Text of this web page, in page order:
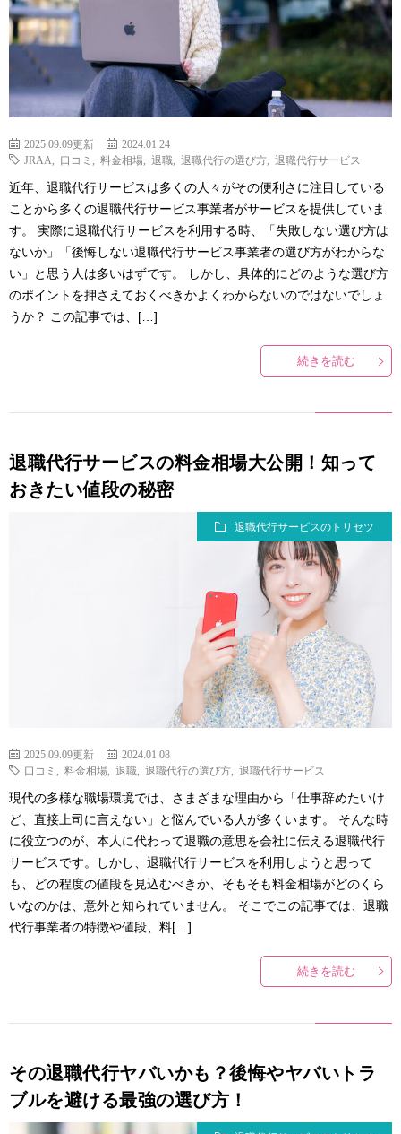
2025.09.09更新
2024.01.24
JRAA
口コミ 料金相場 退職 退職代行の選び方 退職代行サービス
近年、退職代行サービスは多くの人々がその便利さに注目している
ことから多くの退職代行サービス事業者がサービスを提供していま
す。 実際に退職代行サービスを利用する時、「失敗しない選び方は
ないか」「後悔しない退職代行サービス事業者の選び方がわからな
い」と思う人は多いはずです。 しかし、具体的にどのような選び方
のポイントを押さえておくべきかよくわからないのではないでしょ
うか？ この記事では、[…]
続きを読む
退職代行サービスの料金相場大公開！知って
おきたい値段の秘密
退職代行サービスのトリセツ
2025.09.09更新
2024.01.08
口コミ
料金相場 退職 退職代行の選び方 退職代行サービス
現代の多様な職場環境では、さまざまな理由から「仕事辞めたいけ
ど、直接上司に言えない」と悩んでいる人が多くいます。 そんな時
に役立つのが、本人に代わって退職の意思を会社に伝える退職代行
サービスです。しかし、退職代行サービスを利用しようと思って
も、どの程度の値段を見込むべきか、そもそも料金相場がどのくら
いなのかは、意外と知られていません。 そこでこの記事では、退職
代行事業者の特徴や値段、料[…]
続きを読む
その退職代行ヤバいかも？後悔やヤバいトラ
ブルを避ける最強の選び方！